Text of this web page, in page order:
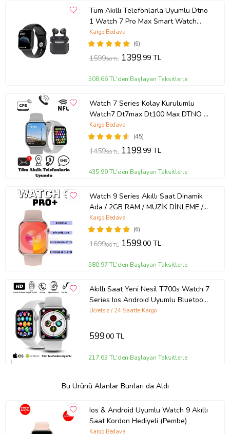
Tüm Akıllı Telefonlarla Uyumlu Dtno
1 Watch 7 Pro Max Smart Watch
Akıllı Saat + Tws Airpods 3.nesil
Bluetooth Kulaklık (Siyah)
(6)
Kargo Bedava
1599,90 TL 1399,99 TL
508,66 TL'den Başlayan Taksitlerle
Watch 7 Series Kolay Kurulumlu
Watch7 Dt7max Dt100 Max DTNO 1
Gps Özellikli Nfc Aktif Smartwatch
2022 Yeni Akıllı Ip68 Su Geçirmez
Akıllı Saat (Gümüş)
(45)
Kargo Bedava
1459,99 TL 1199,99 TL
435,99 TL'den Başlayan Taksitlerle
Watch 9 Series Akıllı Saat Dinamik
Ada / 2GB RAM / MÜZİK DİNLEME / 2
KORDONLU (Rose)
(6)
Kargo Bedava
1699,00 TL 1599,00 TL
580,97 TL'den Başlayan Taksitlerle
Akıllı Saat Yeni Nesil T700s Watch 7
Series Ios Androıd Uyumlu Bluetooh
Arama Bildirim Alma (Beyaz)
Ücretsiz / 24 Saatte Kargo
599,00 TL
217,63 TL'den Başlayan Taksitlerle
Bu Ürünü Alanlar Bunları da Aldı
Ios & Android Uyumlu Watch 9 Akıllı
Saat Kordon Hediyeli (Pembe)
Kargo Bedava